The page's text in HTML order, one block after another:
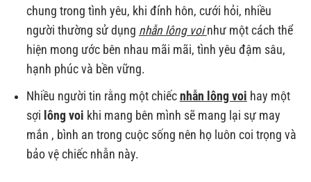
chung trong tình yêu, khi đính hôn, cưới hỏi, nhiều
người thường sử dụng nhẫn lông voinhư một cách thể
hiện mong ước bên nhau mãi mãi, tình yêu đậm sâu,
hạnh phúc và bền vững.
Nhiều người tin rằng một chiếc nhẫn lông voi hay một
sợi lông voi khi mang bên mình sẽ mang lại sự may
mắn , bình an trong cuộc sống nên họ luôn coi trọng và
bảo vệ chiếc nhẫn này.